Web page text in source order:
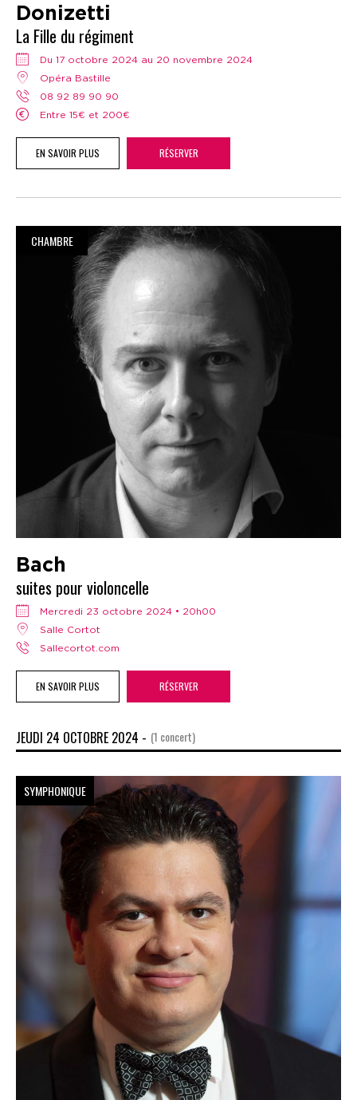
Donizetti
La Fille du régiment
Du 17 octobre 2024 au 20 novembre 2024
Opéra Bastille
08 92 89 90 90
Entre 15€ et 200€
EN SAVOIR PLUS RÉSERVER
CHAMBRE
Bach
suites pour violoncelle
mercredi 23 octobre 2024 • 20h00
Salle Cortot
sallecortot.com
EN SAVOIR PLUS RÉSERVER
JEUDI 24 OCTOBRE 2024 - (1 concert)
SYMPHONIQUE